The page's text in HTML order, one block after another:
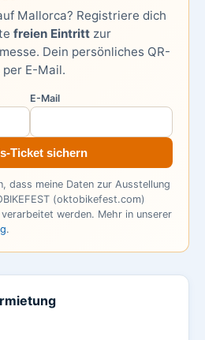
Mallorca? Registriere dich
freien Eintritt zur
Dein persönliches QR-
E-Mail.
E-Mail
Ticket sichern
dass meine Daten zur Ausstellung
(oktobikefest.com)
werden. Mehr in unserer
.